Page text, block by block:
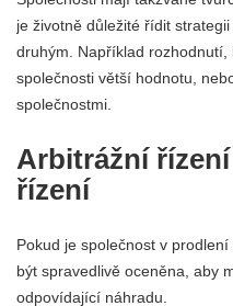
je životně důležité řídit
druhým. Například
společnosti větší hodnotu,
společnostmi.
Arbitrážní
řízení
Pokud je společnost v
být spravedlivě oceněna, aby
odpovídající náhradu.